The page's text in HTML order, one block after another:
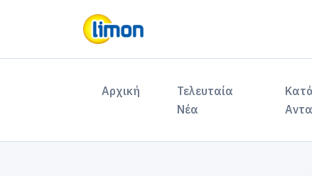
Αρχική (current)Τελευταία
Νέα